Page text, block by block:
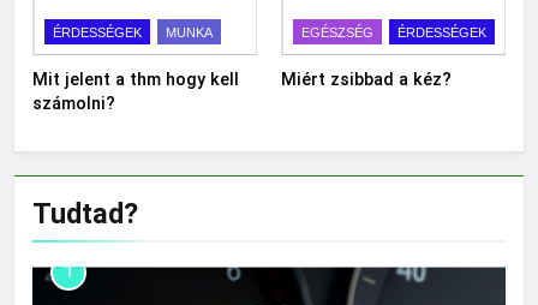
ÉRDESSÉGEK MUNKA
Mit jelent a thm hogy kell
számolni?
EGÉSZSÉG ÉRDESSÉGEK
Miért zsibbad a kéz?
Tudtad?
1